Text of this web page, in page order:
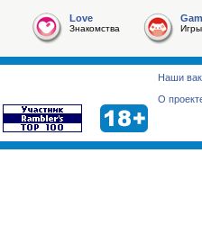
Love
Знакомства Игры
Наши
О